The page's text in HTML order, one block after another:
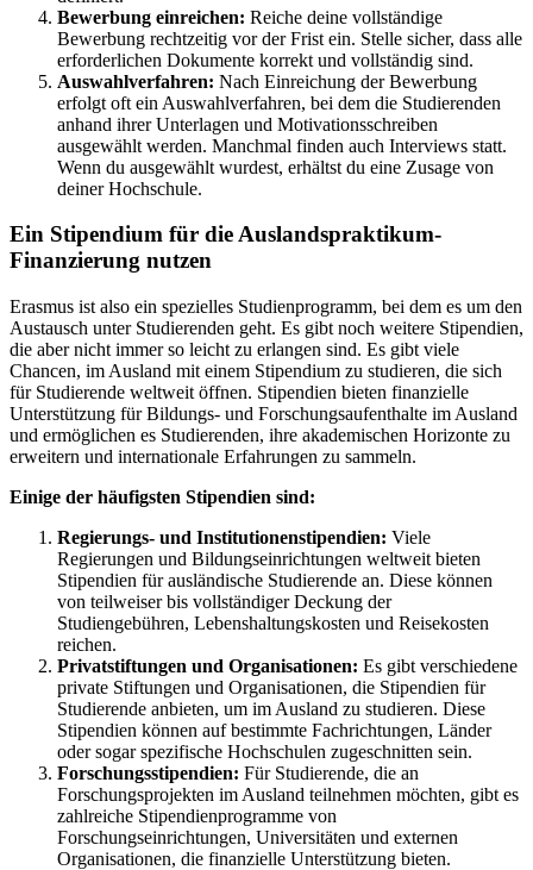
Bewerbung einreichen: Reiche deine vollständige
Bewerbung rechtzeitig vor der Frist ein. Stelle sicher, dass alle
erforderlichen Dokumente korrekt und vollständig sind.
Auswahlverfahren: Nach Einreichung der Bewerbung
erfolgt oft ein Auswahlverfahren, bei dem die Studierenden
anhand ihrer Unterlagen und Motivationsschreiben
ausgewählt werden. Manchmal finden auch Interviews statt.
Wenn du ausgewählt wurdest, erhältst du eine Zusage von
deiner Hochschule.
Ein Stipendium für die Auslandspraktikum-
Finanzierung nutzen
Erasmus ist also ein spezielles Studienprogramm, bei dem es um den
Austausch unter Studierenden geht. Es gibt noch weitere Stipendien,
die aber nicht immer so leicht zu erlangen sind. Es gibt viele
Chancen, im Ausland mit einem Stipendium zu studieren, die sich
für Studierende weltweit öffnen. Stipendien bieten finanzielle
Unterstützung für Bildungs- und Forschungsaufenthalte im Ausland
und ermöglichen es Studierenden, ihre akademischen Horizonte zu
erweitern und internationale Erfahrungen zu sammeln.
Einige der häufigsten Stipendien sind:
Regierungs- und Institutionenstipendien: Viele
Regierungen und Bildungseinrichtungen weltweit bieten
Stipendien für ausländische Studierende an. Diese können
von teilweiser bis vollständiger Deckung der
Studiengebühren, Lebenshaltungskosten und Reisekosten
reichen.
Privatstiftungen und Organisationen: Es gibt verschiedene
private Stiftungen und Organisationen, die Stipendien für
Studierende anbieten, um im Ausland zu studieren. Diese
Stipendien können auf bestimmte Fachrichtungen, Länder
oder sogar spezifische Hochschulen zugeschnitten sein.
Forschungsstipendien: Für Studierende, die an
Forschungsprojekten im Ausland teilnehmen möchten, gibt es
zahlreiche Stipendienprogramme von
Forschungseinrichtungen, Universitäten und externen
Organisationen, die finanzielle Unterstützung bieten.